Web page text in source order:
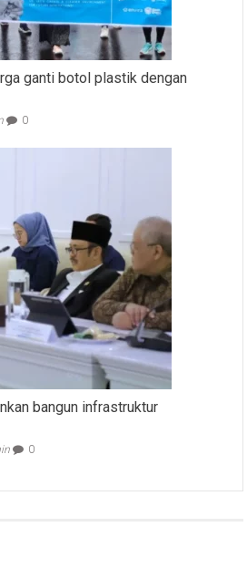
ganti botol plastik dengan
0
bangun infrastruktur
0